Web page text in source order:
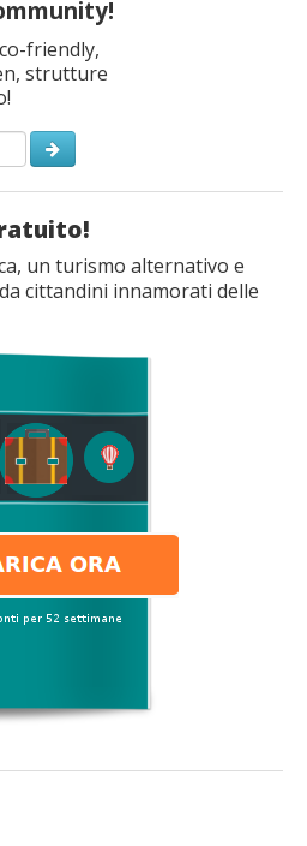
friendly,
strutture
un turismo alternativo e
cittandini innamorati delle